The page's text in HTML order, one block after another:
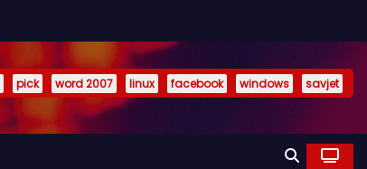
pick word 2007 linux facebook windows savjet